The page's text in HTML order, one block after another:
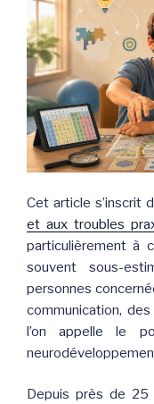
Cet article s’inscrit
et aux troubles
particulièrement à
souvent sous-
personnes
communication,
l’on appelle le
Depuis près de 25